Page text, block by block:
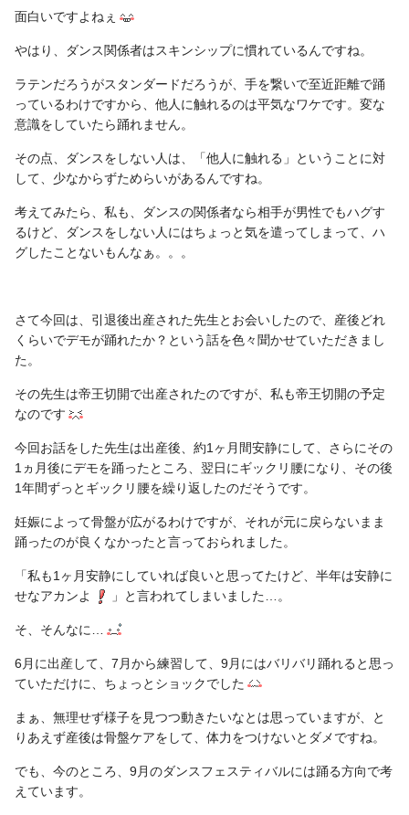
面白いですよねぇ
やはり、ダンス関係者はスキンシップに慣れているんですね。
ラテンだろうがスタンダードだろうが、手を繋いで至近距離で踊
っているわけですから、他人に触れるのは平気なワケです。変な
意識をしていたら踊れません。
その点、ダンスをしない人は、「他人に触れる」ということに対
して、少なからずためらいがあるんですね。
考えてみたら、私も、ダンスの関係者なら相手が男性でもハグす
るけど、ダンスをしない人にはちょっと気を遣ってしまって、ハ
グしたことないもんなぁ。。。
さて今回は、引退後出産された先生とお会いしたので、産後どれ
くらいでデモが踊れたか？という話を色々聞かせていただきまし
た。
その先生は帝王切開で出産されたのですが、私も帝王切開の予定
なのです
今回お話をした先生は出産後、約1ヶ月間安静にして、さらにその
1ヵ月後にデモを踊ったところ、翌日にギックリ腰になり、その後
1年間ずっとギックリ腰を繰り返したのだそうです。
妊娠によって骨盤が広がるわけですが、それが元に戻らないまま
踊ったのが良くなかったと言っておられました。
「私も1ヶ月安静にしていれば良いと思ってたけど、半年は安静に
せなアカンよ
」と言われてしまいました…。
そ、そんなに…
6月に出産して、7月から練習して、9月にはバリバリ踊れると思っ
ていただけに、ちょっとショックでした
まぁ、無理せず様子を見つつ動きたいなとは思っていますが、と
りあえず産後は骨盤ケアをして、体力をつけないとダメですね。
でも、今のところ、9月のダンスフェスティバルには踊る方向で考
えています。